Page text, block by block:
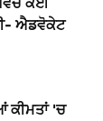
ਐਡਵੋਕੇਟ
ਕੀਮਤਾਂ 'ਚ